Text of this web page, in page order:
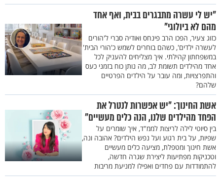
"יש לי עשרה מתבגרים בבית, ואף אחד
מהם לא ביולוגי"
כזוג צעיר, הפכו הרב פינחס ואודיה סברי ל'הורים
לעשרה ילדים', כשהם בוחרים לשמש כ'הורי הבית'
במשפחתון קהילתי. איך מצליחים להעניק לכל
אחד מהילדים תשומת לב, מה נותן כוח בזמני כעס
והתפרצויות, ומה עובר על הילדים הפרטיים
שלהם?
אשת החינוך: "יש אפשרות לנטרל את
הפחד מהילדים שלנו, הנה כלים מעשיים"
בין סיוטי לילה לריצות לממ"ד, איך שומרים על
שפיות, על בית רגוע ועל נפש הילדים? אהובה ונה,
אשת חינוך ומטפלת, מציעה כלים מעשיים
וטכניקות מפתיעות ליצירת שגרה חדשה,
להתמודדות עם פחדים ואפילו למניעת מריבות